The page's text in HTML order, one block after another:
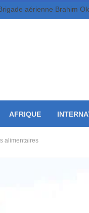
AFRIQUE
alimentaires